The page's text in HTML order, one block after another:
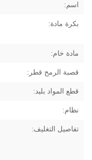
اسم:
بكرة مادة:
مادة خام:
قصبة الرمح قطر:
قطع المواد بليد:
نظام:
تفاصيل التغليف: